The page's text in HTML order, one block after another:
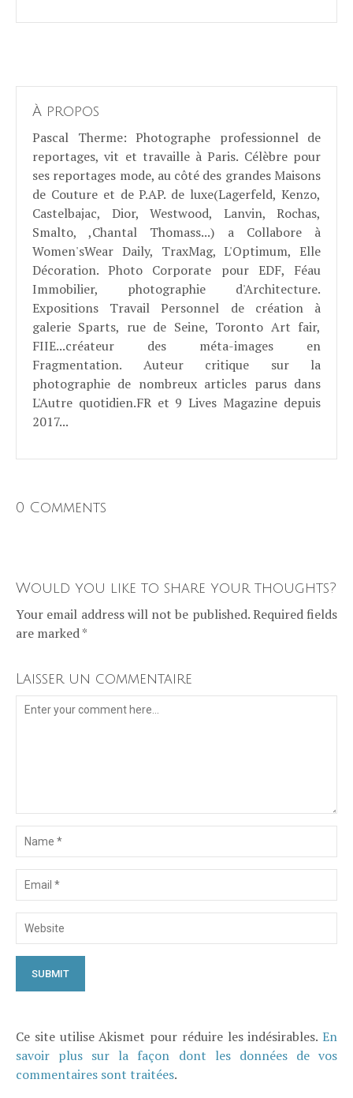
À propos
Pascal Therme: Photographe professionnel de
reportages, vit et travaille à Paris. Célèbre pour
ses reportages mode, au côté des grandes Maisons
de Couture et de P.AP. de luxe(Lagerfeld, Kenzo,
Castelbajac, Dior, Westwood, Lanvin, Rochas,
Smalto, ,Chantal Thomass...) a Collabore à
Women'sWear Daily, TraxMag, L'Optimum, Elle
Décoration. Photo Corporate pour EDF, Féau
Immobilier, photographie d'Architecture.
Expositions Travail Personnel de création à
galerie Sparts, rue de Seine, Toronto Art fair,
FIIE...créateur des méta-images en
Fragmentation. Auteur critique sur la
photographie de nombreux articles parus dans
L'Autre quotidien.FR et 9 Lives Magazine depuis
2017...
0 Comments
Would you like to share your thoughts?
Your email address will not be published. Required fields
are marked *
Laisser un commentaire
Ce site utilise Akismet pour réduire les indésirables. En
savoir plus sur la façon dont les données de vos
commentaires sont traitées.